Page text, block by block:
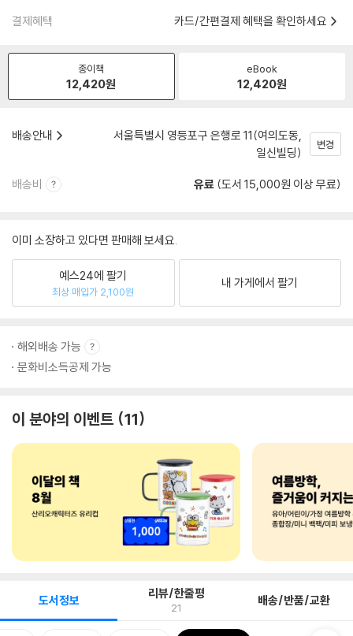
결제혜택 카드/간편결제 혜택을 확인하세요
종이책
12,420원
eBook
12,420원
배송안내
서울특별시 영등포구 은행로 11(여의도동,
일신빌딩)
변경
배송비 유료 (도서 15,000원 이상 무료)
이미 소장하고 있다면 판매해 보세요.
예스24에 팔기
최상 매입가 2,100원
내 가게에서 팔기
해외배송 가능
문화비소득공제 가능
이 분야의 이벤트 11
도서정보 리뷰/한줄평
21 배송/반품/교환